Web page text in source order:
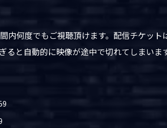
何度でもご視聴頂けます。配信チケット
と自動的に映像が途中で切れてしまいま